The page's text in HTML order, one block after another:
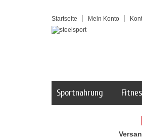
Startseite Mein Konto
Sportnahrung